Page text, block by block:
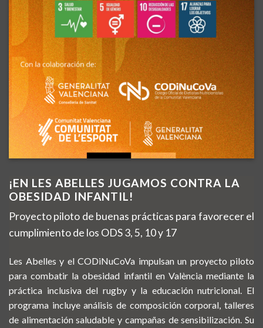
¡EN LES ABELLES JUGAMOS CONTRA LA
OBESIDAD INFANTIL!
Proyecto piloto de buenas prácticas para favorecer el
cumplimiento de los ODS 3, 5, 10 y 17
Les Abelles y el CODiNuCoVa impulsan un proyecto piloto
para combatir la obesidad infantil en València mediante la
práctica inclusiva del rugby y la educación nutricional. El
programa incluye análisis de composición corporal, talleres
de alimentación saludable y campañas de sensibilización. Su